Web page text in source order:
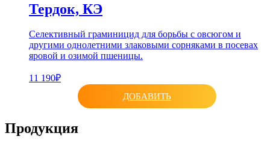
Тердок, КЭ
Селективный граминицид для борьбы с овсюгом и
другими однолетними злаковыми сорняками в посевах
яровой и озимой пшеницы.
11 190₽
ДОБАВИТЬ
Продукция